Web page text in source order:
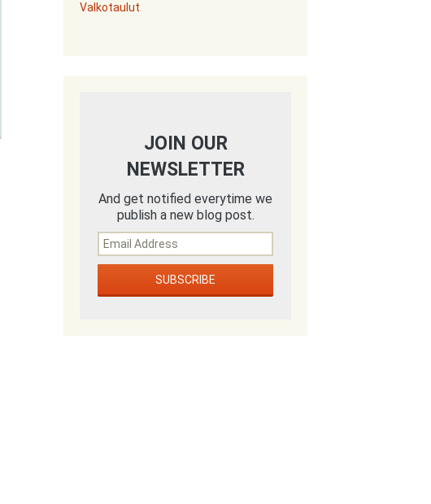
Valkotaulut
JOIN OUR
NEWSLETTER
And get notified everytime we
publish a new blog post.